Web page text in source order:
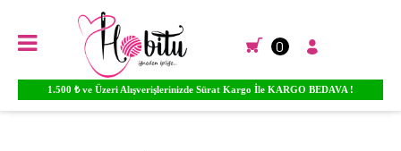
0
1.500 ₺ ve Üzeri Alışverişlerinizde Sürat Kargo İle KARGO BEDAVA !
Anasayfa EL ÖRGÜ İPLİKLERİ Yarnart El Örgü İpleri Violet